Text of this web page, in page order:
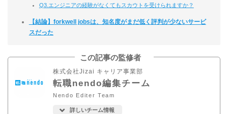
Q3.エンジニアの経験がなくてもスカウトを受けられますか？
【結論】forkwell jobsは、知名度がまだ低く評判が少ないサービ
スだった
この記事の監修者
株式会社Jizai キャリア事業部
転職nendo編集チーム
Nendo Editer Team
詳しいチーム情報